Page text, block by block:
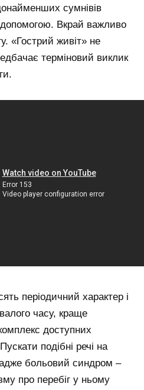
сумнівів
Вкрай важливо
«Гострий живіт» не
терміновий виклик
періодичний характер і
часу, краще
доступних
подібні речі на
больовий синдром –
про перебіг у ньому